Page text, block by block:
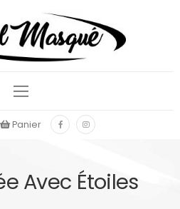
Panier
Avec Étoiles